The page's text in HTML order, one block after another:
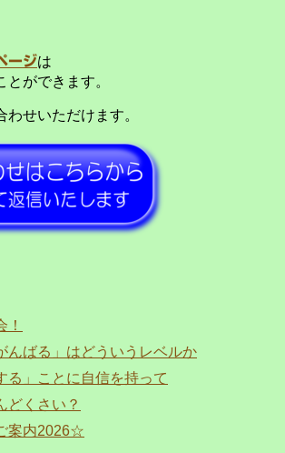
ージは
とができます。
せいただけます。
！
んばる」はどういうレベルか
る」ことに自信を持って
どくさい？
案内2026☆